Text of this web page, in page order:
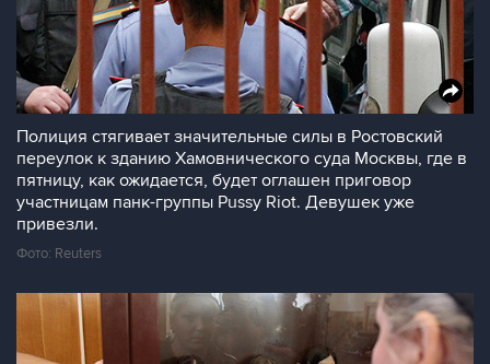
Полиция стягивает значительные силы в Ростовский
переулок к зданию Хамовнического суда Москвы, где в
пятницу, как ожидается, будет оглашен приговор
участницам панк-группы Pussy Riot. Девушек уже
привезли.
Фото: Reuters